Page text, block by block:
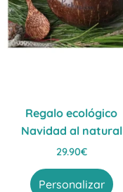
Regalo ecológico
Navidad al natural
29.90€
Personalizar